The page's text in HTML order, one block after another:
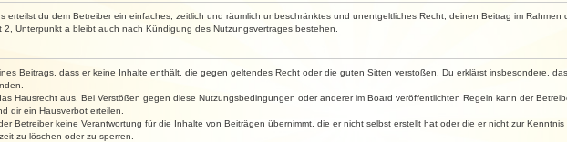
erteilst du dem Betreiber ein einfaches, zeitlich und räumlich unbeschränktes und unentgeltliches Recht, deinen Beitrag im Rahmen
Unterpunkt a bleibt auch nach Kündigung des Nutzungsvertrages bestehen.
Beitrags, dass er keine Inhalte enthält, die gegen geltendes Recht oder die guten Sitten verstoßen. Du erklärst insbesondere,
Hausrecht aus. Bei Verstößen gegen diese Nutzungsbedingungen oder anderer im Board veröffentlichten Regeln kann der
dir ein Hausverbot erteilen.
Betreiber keine Verantwortung für die Inhalte von Beiträgen übernimmt, die er nicht selbst erstellt hat oder die er nicht zur
zu löschen oder zu sperren.